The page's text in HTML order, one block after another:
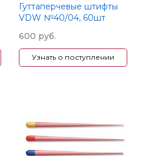
Гуттаперчевые штифты
VDW №40/04, 60шт
600 руб.
Узнать о поступлении